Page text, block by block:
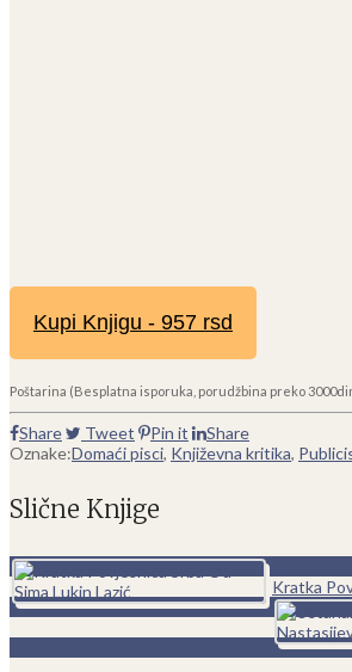
Kupi Knjigu - 957 rsd
Poštarina (Besplatna isporuka, porudžbina preko
Share Tweet Pin it
Share
Oznake:Domaći pisci, Književna kritika,
Slične Knjige
Kratka